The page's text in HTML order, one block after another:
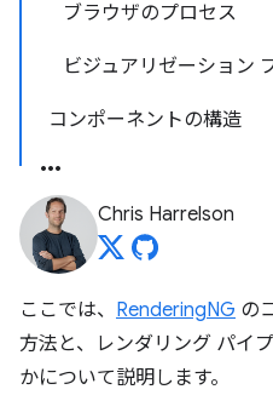
ブラウザのプロセス
ビジュアリゼーション
コンポーネントの構造
Chris Harrelson
ここでは、 RenderingNG の
方法と、レンダリング パイ
かについて説明します。